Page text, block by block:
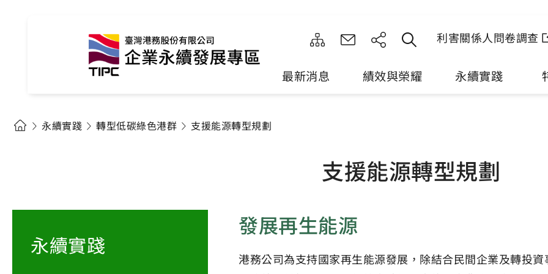
利害關係人問卷調查
最新消息 績效與榮耀 永續實踐
永續實踐 轉型低碳綠色港群 支援能源轉型規劃
支援能源轉型規劃
永續實踐
發展再生能源
港務公司為支持國家再生能源發展，除結合民間企業及轉投